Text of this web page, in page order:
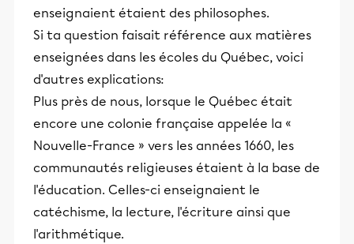
enseignaient étaient des philosophes.
Si ta question faisait référence aux matières
enseignées dans les écoles du Québec, voici
d'autres explications:
Plus près de nous, lorsque le Québec était
encore une colonie française appelée la «
Nouvelle-France » vers les années 1660, les
communautés religieuses étaient à la base de
l'éducation. Celles-ci enseignaient le
catéchisme, la lecture, l'écriture ainsi que
l'arithmétique.